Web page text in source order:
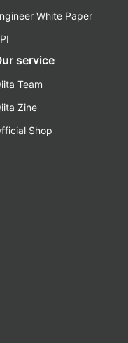
White Paper
service
Team
Zine
Shop